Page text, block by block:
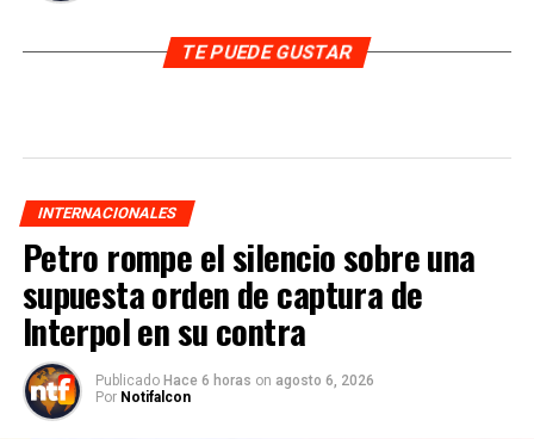
TE PUEDE GUSTAR
INTERNACIONALES
Petro rompe el silencio sobre una
supuesta orden de captura de
Interpol en su contra
Publicado Hace 6 horas on agosto 6, 2026
Por Notifalcon